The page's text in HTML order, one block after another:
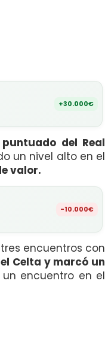
+30.000€
del Real
un nivel alto en el
valor.
-10.000€
encuentros con
Celta y marcó un
encuentro en el